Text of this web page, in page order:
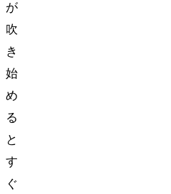
が
吹
き
始
め
る
と
す
ぐ